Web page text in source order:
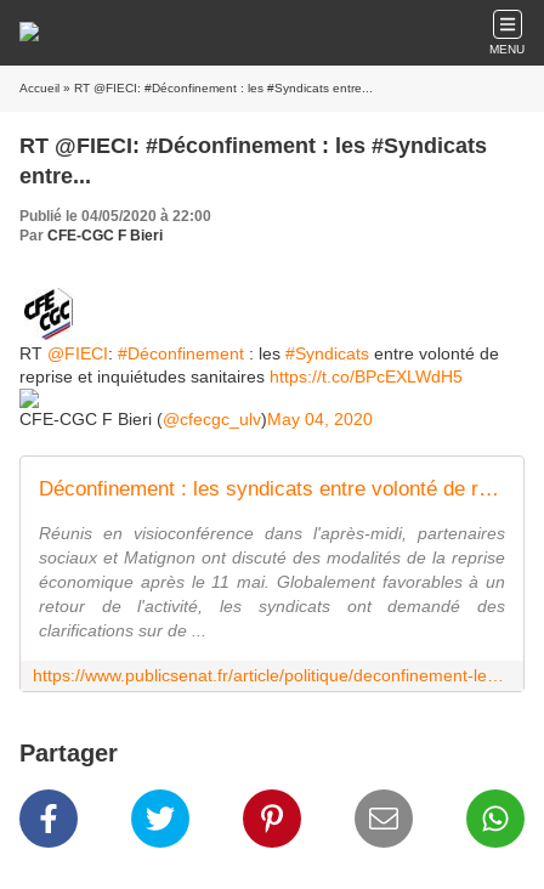
MENU
Accueil » RT @FIECI: #Déconfinement : les #Syndicats entre...
RT @FIECI: #Déconfinement : les #Syndicats
entre...
Publié le 04/05/2020 à 22:00
Par CFE-CGC F Bieri
RT @FIECI: #Déconfinement : les #Syndicats entre volonté de
reprise et inquiétudes sanitaires https://t.co/BPcEXLWdH5
CFE-CGC F Bieri (@cfecgc_ulv)May 04, 2020
Déconfinement : les syndicats entre volonté de reprise et inquiétudes
Réunis en visioconférence dans l'après-midi, partenaires
sociaux et Matignon ont discuté des modalités de la reprise
économique après le 11 mai. Globalement favorables à un
retour de l'activité, les syndicats ont demandé des
clarifications sur de ...
Partager